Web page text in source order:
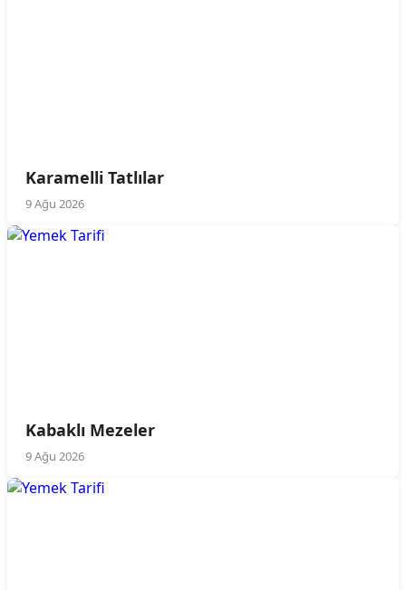
Karamelli Tatlılar
9 Ağu 2026
Kabaklı Mezeler
9 Ağu 2026